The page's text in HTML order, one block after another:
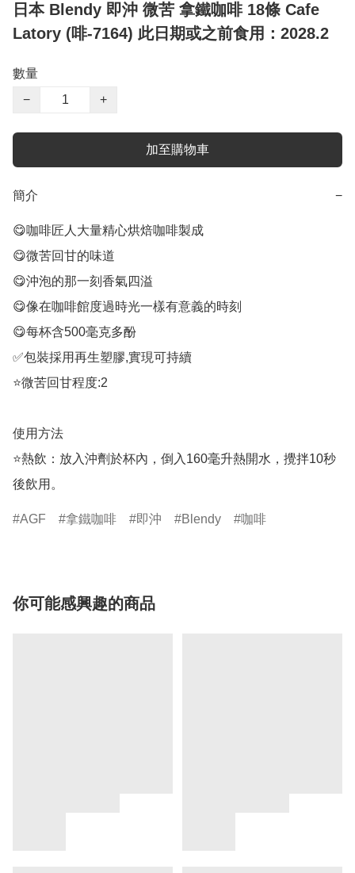
日本 Blendy 即沖 微苦 拿鐵咖啡 18條 Cafe
Latory (啡-7164) 此日期或之前食用：2028.2
數量
−
+
加至購物車
簡介 −
😋咖啡匠人大量精心烘焙咖啡製成
😋微苦回甘的味道
😋沖泡的那一刻香氣四溢
😋像在咖啡館度過時光一樣有意義的時刻
😋每杯含500毫克多酚
✅包裝採用再生塑膠,實現可持續
⭐微苦回甘程度:2
使用方法
⭐熱飲：放入沖劑於杯內，倒入160毫升熱開水，攪拌10秒
後飲用。
AGF 拿鐵咖啡 即沖 Blendy 咖啡
你可能感興趣的商品